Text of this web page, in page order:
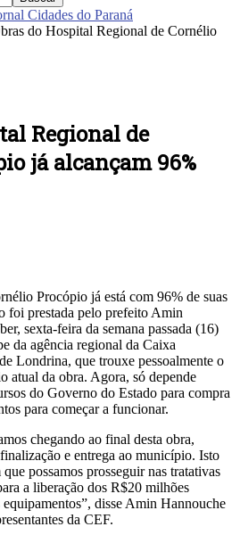
Cidades do Paraná
do Hospital Regional de Cornélio
Regional de
já alcançam 96%
Procópio já está com 96% de suas
foi prestada pelo prefeito Amin
sexta-feira da semana passada (16)
da agência regional da Caixa
Londrina, que trouxe pessoalmente o
atual da obra. Agora, só depende
do Governo do Estado para compra
para começar a funcionar.
chegando ao final desta obra,
e entrega ao município. Isto
possamos prosseguir nas tratativas
a liberação dos R$20 milhões
equipamentos”, disse Amin Hannouche
da CEF.